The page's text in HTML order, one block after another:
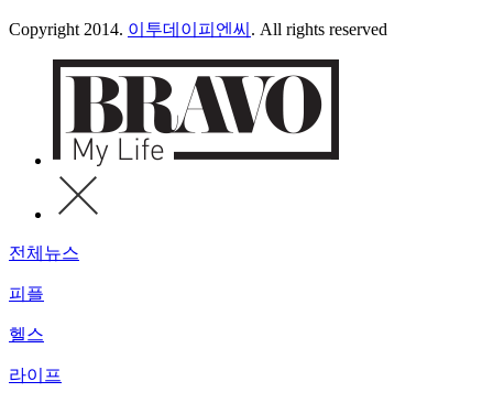
Copyright 2014. 이투데이피엔씨 . All rights reserved
전체뉴스
피플
헬스
라이프